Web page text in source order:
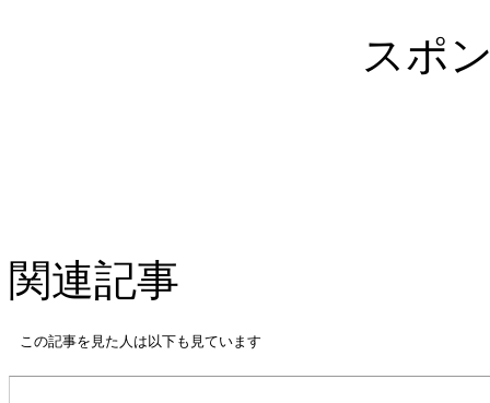
スポ
関連記事
この記事を見た人は以下も見ています